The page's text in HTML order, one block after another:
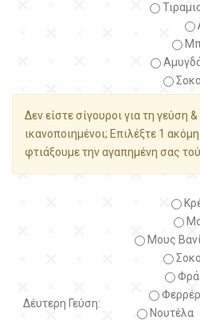
Δεν είστε σίγουροι για τη γεύση
ικανοποιημένοι; Επιλέξτε 1
φτιάξουμε την αγαπημένη σας
Δέυτερη Γεύση:
Μους
Νουτέλα